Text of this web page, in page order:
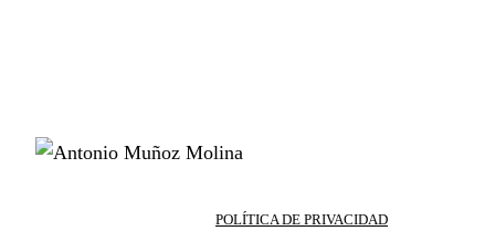
POLÍTICA DE PRIVACIDAD